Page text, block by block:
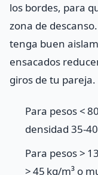
los bordes, para
zona de
tenga buen
ensacados
giros de tu pareja.
Para pesos <
densidad
Para pesos >
> 45 kg/m³ o